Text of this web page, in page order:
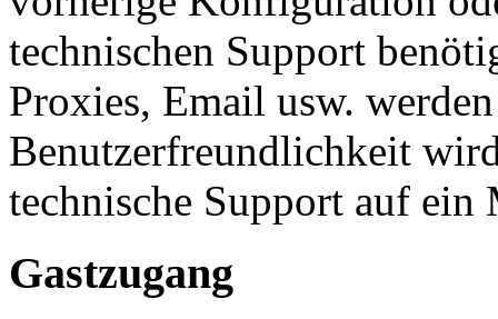
technischen Support
Proxies, Email usw.
Benutzerfreundlichkeit
technische Support auf
Gastzugang